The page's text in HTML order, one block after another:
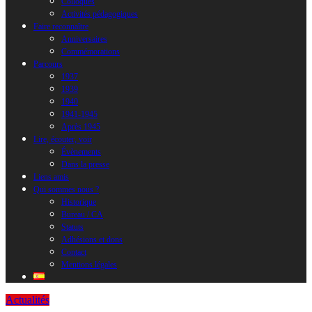
Activités pédagogiques
Faire reconnaître
Anniversaires
Commémorations
Parcours
1937
1939
1940
1941-1945
Après 1945
Lire, écouter, voir
Évènements
Dans la presse
Liens amis
Qui sommes nous ?
Historique
Bureau / CA
Statuts
Adhésions et dons
Contact
Mentions légales
Actualités